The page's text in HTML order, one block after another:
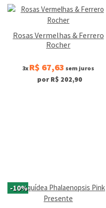
Rosas Vermelhas & Ferrero
Rocher
3x R$ 67,63 sem juros
por R$ 202,90
-10%